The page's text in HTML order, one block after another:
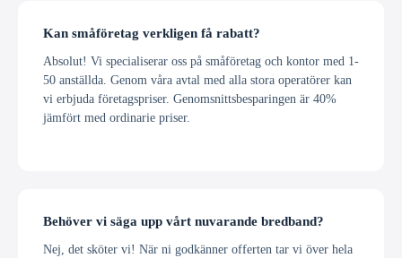
Kan småföretag verkligen få rabatt?
Absolut! Vi specialiserar oss på småföretag och kontor med 1-
50 anställda. Genom våra avtal med alla stora operatörer kan
vi erbjuda företagspriser. Genomsnittsbesparingen är 40%
jämfört med ordinarie priser.
Behöver vi säga upp vårt nuvarande bredband?
Nej, det sköter vi! När ni godkänner offerten tar vi över hela